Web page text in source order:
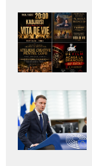
Adaugă
aici textul
pentru
subtitlu
Adaugă
aici textul
pentru
subtitlu